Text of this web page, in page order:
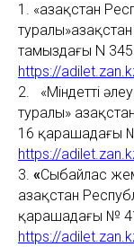
1. «Қазақстан
тамыздағы N
https://
2. «Міндетті
туралы»
16 қарашадағы
https://
3. «Сыбайлас
Қазақстан
қарашадағы №
https://